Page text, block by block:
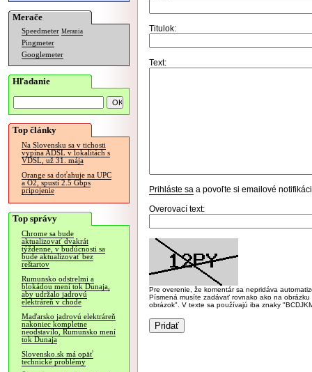
Merače
Speedmeter Merania
Pingmeter
Googlemeter
Hľadanie
Top články
Na Slovensku sa v tichosti
vypína ADSL v lokalitách s
VDSL, už 31. mája
Orange sa doťahuje na UPC
a O2, spustí 2.5 Gbps
pripojenie
Top správy
Chrome sa bude
aktualizovať dvakrát
týždenne, v budúcnosti sa
bude aktualizovať bez
reštartov
Rumunsko odstrelmi a
blokádou mení tok Dunaja,
aby udržalo jadrovú
elektráreň v chode
Maďarsko jadrovú elektráreň
nakoniec kompletne
neodstavilo, Rumunsko mení
tok Dunaja
Slovensko.sk má opäť
technické problémy
Titulok:
Text:
Prihláste sa a povoľte si emailové
Overovací text:
Pre overenie, že komentár sa nepridáva
Písmená musíte zadávať rovnako ako na
obrázok". V texte sa používajú iba znaky